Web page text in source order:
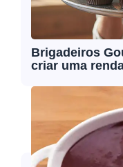
Brigadeiros
criar uma